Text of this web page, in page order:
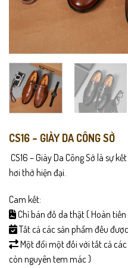
CS16 – GIÀY DA CÔNG SỞ
CS16 – Giày Da Công Sở là sự
hơi thở hiện đại.
Cam kết:
Chỉ bán đồ da thật ( Hoàn
Tất cả các sản phẩm đều
Một đổi một đối với tất cả
còn nguyên tem mác )